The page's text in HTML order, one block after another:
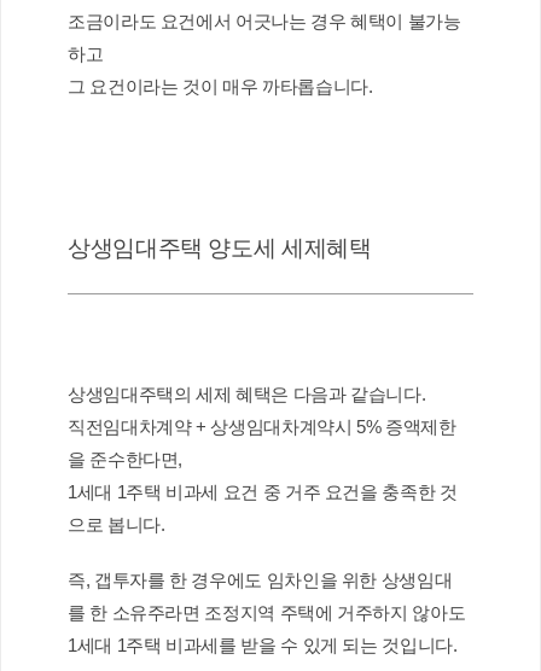
조금이라도 요건에서 어긋나는 경우 혜택이 불가능
하고
그 요건이라는 것이 매우 까타롭습니다.
상생임대주택 양도세 세제혜택
상생임대주택의 세제 혜택은 다음과 같습니다.
직전임대차계약 + 상생임대차계약시 5% 증액제한
을 준수한다면,
1세대 1주택 비과세 요건 중 거주 요건을 충족한 것
으로 봅니다.
즉, 갭투자를 한 경우에도 임차인을 위한 상생임대
를 한 소유주라면 조정지역 주택에 거주하지 않아도
1세대 1주택 비과세를 받을 수 있게 되는 것입니다.